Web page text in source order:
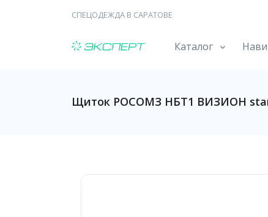
СПЕЦОДЕЖДА В САРАТОВЕ
Каталог
Щиток РОСОМЗ НБТ1 ВИЗИОН